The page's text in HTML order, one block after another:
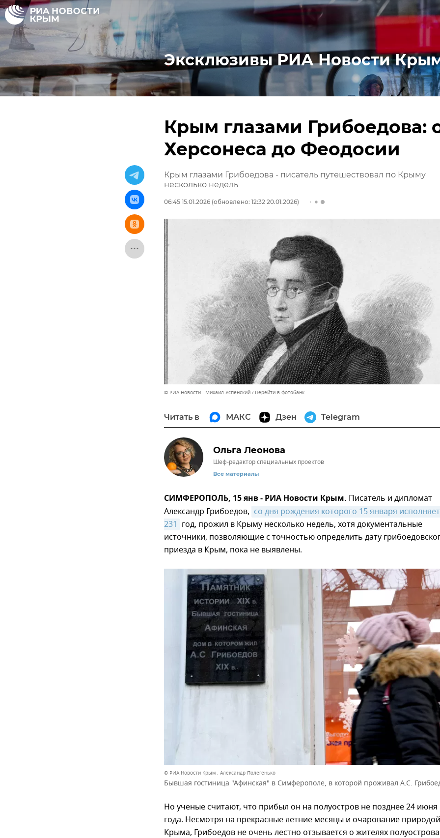
Эксклюзивы РИА Новости
Крым глазами Грибоедова:
Херсонеса до Феодосии
Крым глазами Грибоедова - писатель путешествовал по Крыму
несколько недель
06:45 15.01.2026 (обновлено: 12:32 20.01.2026)
© РИА Новости . Михаил Успенский Перейти в фотобанк
Читать в МАКС Дзен Telegram
Ольга Леонова
Шеф-редактор специальных проектов
Все материалы
СИМФЕРОПОЛЬ, 15 янв - РИА Новости Крым. Писатель и дипломат
Александр Грибоедов, со дня рождения которого 15 января
231 год, прожил в Крыму несколько недель, хотя документальные
источники, позволяющие с точностью определить дату
приезда в Крым, пока не выявлены.
© РИА Новости Крым . Александр Полегенько
Бывшая гостиница "Афинская" в Симферополе, в которой проживал А.С.
Но ученые считают, что прибыл он на полуостров не позднее 24 июня
года. Несмотря на прекрасные летние месяцы и очарование природой
Крыма, Грибоедов не очень лестно отзывается о жителях